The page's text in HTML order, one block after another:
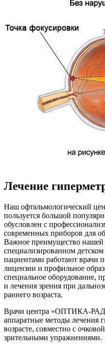
Лечение
Наш офтальмологический
пользуется большой
обусловлен с
современных приборов для
Важное преимущество нашей
специализированном
пациентами работают врачи
лицензии и профильное
специальное оборудование,
и лечения зрения при
раннего возраста.
Врачи центра «ОПТИКА-
аппаратные методы лечения
возрасте, совместно с
зрительными упражнениями.